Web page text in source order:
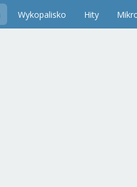
Wykopalisko Hity